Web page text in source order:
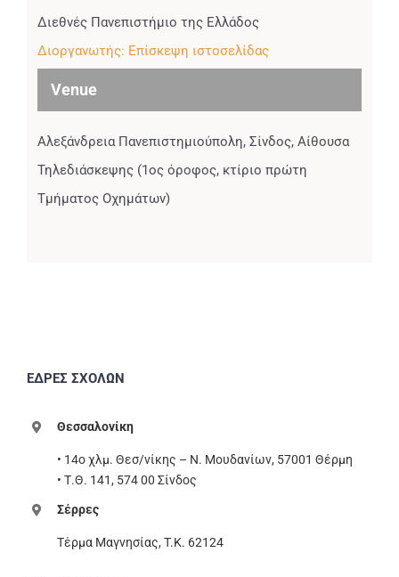
Venue
Αλεξάνδρεια Πανεπιστημιούπολη, Σίνδος, Αίθουσα
Τηλεδιάσκεψης (1ος όροφος, κτίριο πρώτη
Τμήματος Οχημάτων)
Διεθνές Πανεπιστήμιο της Ελλάδος
Διοργανωτής: Επίσκεψη ιστοσελίδας
ΕΔΡΕΣ ΣΧΟΛΩΝ
Θεσσαλονίκη
• 14ο χλμ. Θεσ/νίκης – Ν. Μουδανίων, 57001 Θέρμη
• Τ.Θ. 141, 574 00 Σίνδος
Σέρρες
Τέρμα Μαγνησίας, T.K. 62124